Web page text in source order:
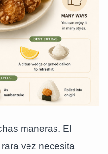
maneras. El
vez necesita